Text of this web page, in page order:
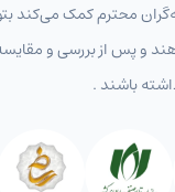
محترم کمک می‌کند
دهند و پس از بررسی و
باشند .